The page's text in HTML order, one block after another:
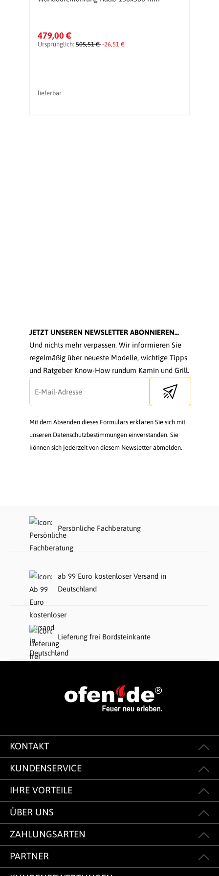
479,00 €
Ursprünglich: 505,51 €-26,51 €
lieferbar
JETZT UNSEREN NEWSLETTER ABONNIEREN...
Und nichts mehr verpassen. Wir informieren Sie
regelmäßig über neueste Modelle, wichtige Tipps
und Ratgeber Know-How rundum Kamin und Grill.
Send newsletter
Mit dem Absenden dieses Formulars erklären Sie sich mit
unseren Datenschutzbestimmungen einverstanden. Sie
können sich jederzeit von diesem Newsletter abmelden.
Persönliche Fachberatung
ab 99 Euro kostenloser Versand in
Deutschland
Lieferung frei Bordsteinkante
KONTAKT
KUNDENSERVICE
IHRE VORTEILE
ÜBER UNS
ZAHLUNGSARTEN
PARTNER